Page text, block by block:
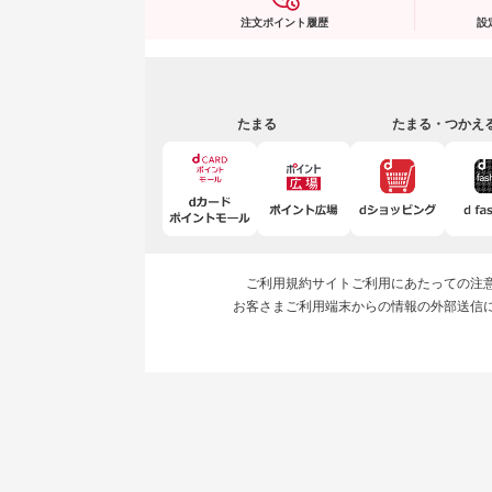
注文ポイント履歴 設
たまる たまる・つかえ
ご利用規約サイトご利用にあたっての注
お客さまご利用端末からの情報の外部送信